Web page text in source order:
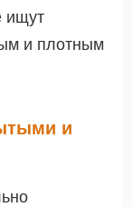
ищут
и плотным
и